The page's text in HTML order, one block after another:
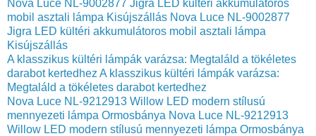
Nova Luce NL-9002877 Jigra LED kültéri akkumulátoros
mobil asztali lámpa Kisújszállás Nova Luce NL-9002877
Jigra LED kültéri akkumulátoros mobil asztali lámpa
Kisújszállás
A klasszikus kültéri lámpák varázsa: Megtaláld a tökéletes
darabot kertedhez A klasszikus kültéri lámpák varázsa:
Megtaláld a tökéletes darabot kertedhez
Nova Luce NL-9212913 Willow LED modern stílusú
mennyezeti lámpa Ormosbánya Nova Luce NL-9212913
Willow LED modern stílusú mennyezeti lámpa Ormosbánya